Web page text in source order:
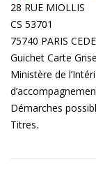
28 RUE MIOLLIS
CS 53701
75740 PARIS
Guichet Carte
Ministère de
Démarches
Titres.